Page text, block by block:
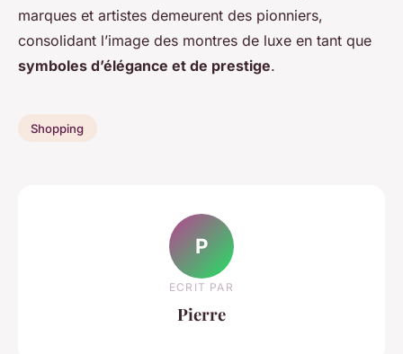
marques et artistes demeurent des pionniers,
consolidant l’image des montres de luxe en tant que
symboles d’élégance et de prestige.
Shopping
P
ECRIT PAR
Pierre